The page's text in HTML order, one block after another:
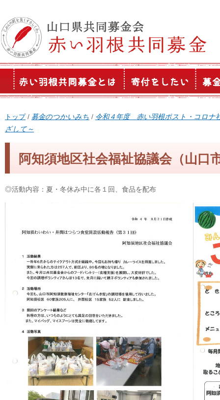
現
在
の
トップ/ 募金のつかいみち / 令和４年度 赤い羽根ポスト・コロナ
ざして～
阿知須地区社会福祉協議会（山口
◎活動内容：夏・冬休み中に各１回、食品を配布